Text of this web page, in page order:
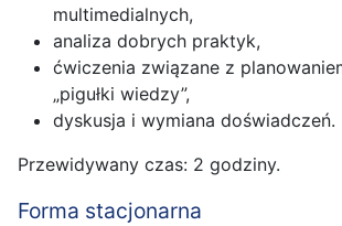
multimedialnych,
analiza dobrych praktyk,
ćwiczenia związane z
„pigułki wiedzy”,
dyskusja i wymiana doświadczeń.
Przewidywany czas: 2 godziny.
Forma stacjonarna